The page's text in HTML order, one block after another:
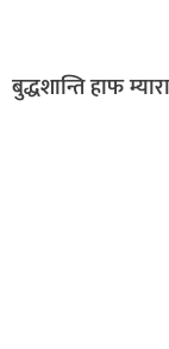
बुद्धशान्ति हाफ